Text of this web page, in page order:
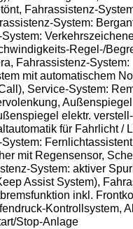
Fahrassistenz-
System:
Regel-/
Fahrassistenz-System:
mit automatischem
Service-System:
Außenspiegel
elektr.
für Fahrlicht /
mit Regensensor,
System: aktiver
Assist System),
inkl.
Kontrollsystem,
Stop-Anlage